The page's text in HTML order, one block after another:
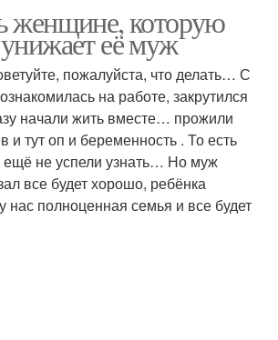
женщине, которую
её муж
пожалуйста, что делать… С
на работе, закрутился
начали жить вместе… прожили
и тут оп и беременность . То есть
ещё не успели узнать… Но муж
все будет хорошо, ребёнка
нас полноценная семья и все будет